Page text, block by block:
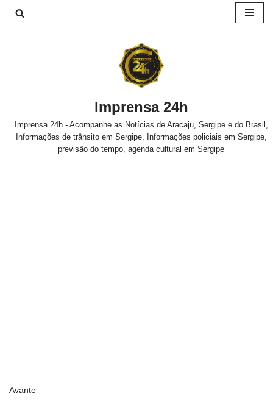
Imprensa 24h
Imprensa 24h - Acompanhe as Notícias de Aracaju, Sergipe e do Brasil,
Informações de trânsito em Sergipe, Informações policiais em Sergipe,
previsão do tempo, agenda cultural em Sergipe
Avante